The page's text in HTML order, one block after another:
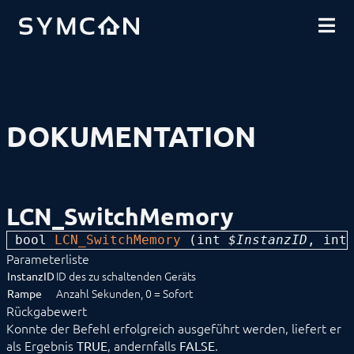
COMMUNITY
DOKUMENTATION
EINFÜHRUNG
INSTALLATION
MODULREFERENZ
Geräte
ALLNET
BACnet
Catan
digitalSTROM
DMX / ArtNet
EgiGeoZone
ekey
ekey bionyx
EnOcean
LCN_SwitchMemory
bool LCN_SwitchMemory ( int $InstanzID , int
Parameterliste
InstanzIDID des zu schaltenden Geräts
Rampe Anzahl Sekunden, 0 = Sofort
Rückgabewert
Konnte der Befehl erfolgreich ausgeführt werden, liefert er
als Ergebnis TRUE, andernfalls FALSE.